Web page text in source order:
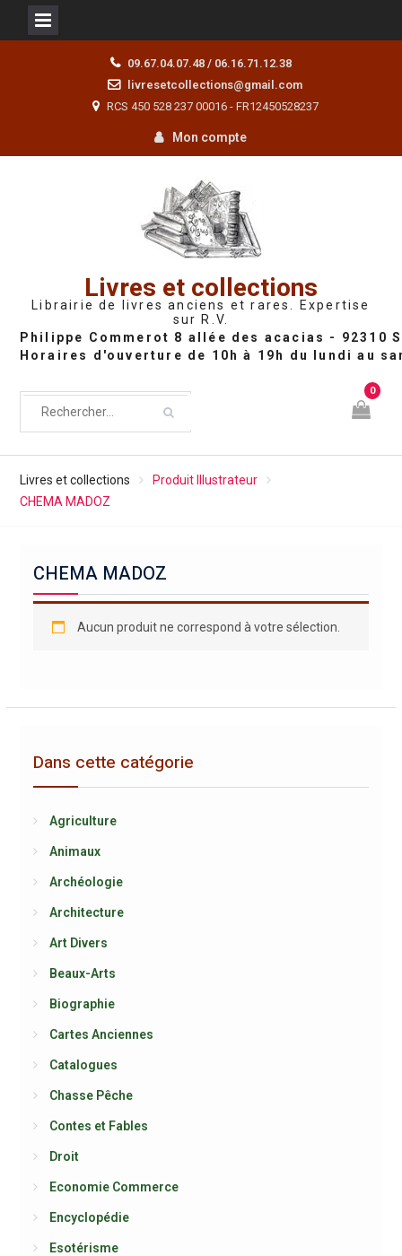
09.67.04.07.48 / 06.16.71.12.38
livresetcollections@gmail.com
RCS 450 528 237 00016 - FR12450528237
Mon compte
Livres et collections
Librairie de livres anciens et rares. Expertise
sur R.V.
0
Livres et collections
Produit Illustrateur
CHEMA MADOZ
CHEMA MADOZ
Aucun produit ne correspond à votre sélection.
Dans cette catégorie
Agriculture
Animaux
Archéologie
Architecture
Art Divers
Beaux-Arts
Biographie
Cartes Anciennes
Catalogues
Chasse Pêche
Contes et Fables
Droit
Economie Commerce
Encyclopédie
Esotérisme